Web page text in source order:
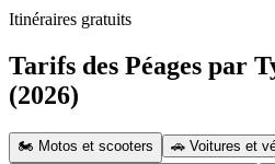
Itinéraires gratuits
Tarifs des Péages par
(2026)
🏍️ Motos et scooters
🚗 Voitures et